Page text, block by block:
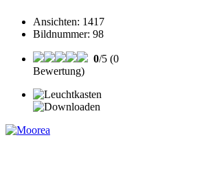
Ansichten: 1417
Bildnummer: 98
0/5 (0
Bewertung)